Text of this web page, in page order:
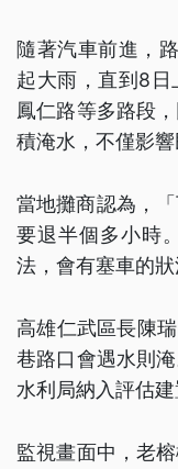
隨著汽車前進，
起大雨，直到8日
鳳仁路等多路段
積淹水，不僅影
當地攤商認為，
要退半個多小時
法，會有塞車的狀
高雄仁武區長陳
巷路口會遇水則
水利局納入評估建
監視畫面中，老